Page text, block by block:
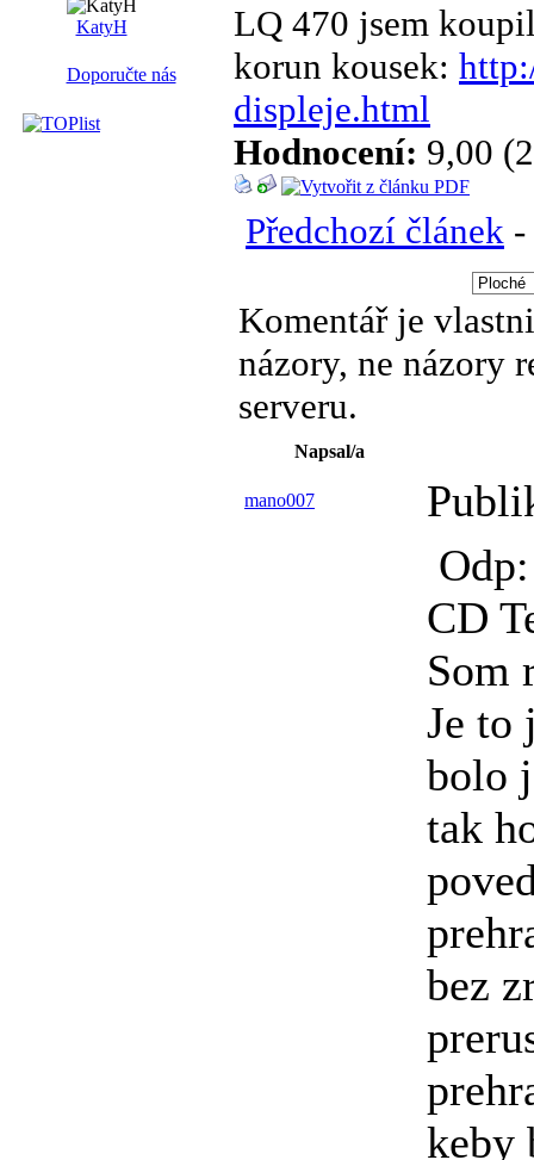
KatyH
Doporučte nás
LQ 470 jsem
korun kousek:
displeje.html
Hodnocení: 9,00
Předchozí článek -
Komentář je
názory, ne názory
serveru.
Napsal/a
mano007
CD
Som
Je to
bolo
tak
bez
keby